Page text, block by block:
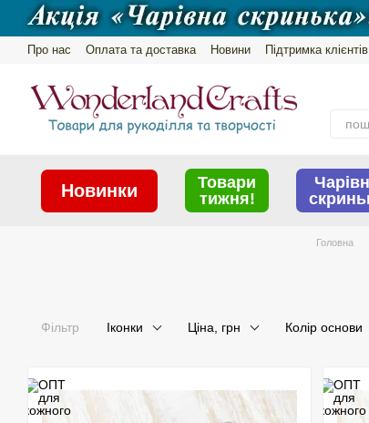
Перейти до основного контенту
Про нас Оплата та доставка Новини Підтримка клієнтів
Новинки
Товари
тижня!
Головна
Фільтр Іконки Ціна, грн Колір основи